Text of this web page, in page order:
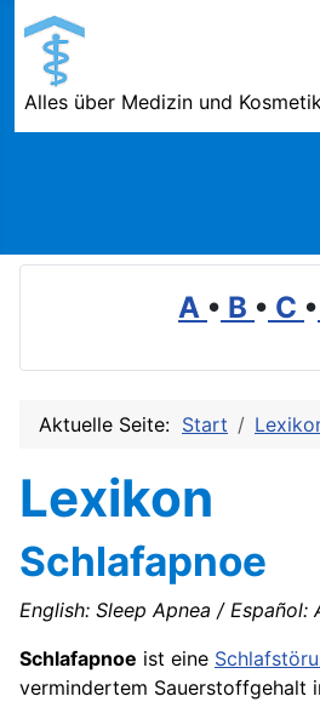
Alles über Medizin und Kosmetik
A • B • C •
Aktuelle Seite: Start
Lexikon
Schlafapnoe
English: Sleep Apnea /
Schlafapnoe ist eine
vermindertem Sauerstoffgehalt